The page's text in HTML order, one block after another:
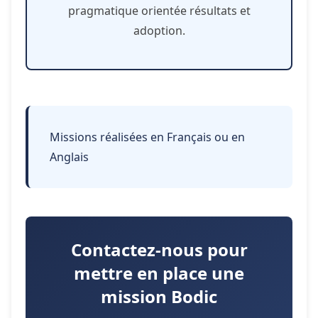
pragmatique orientée résultats et
adoption.
Missions réalisées en Français ou en
Anglais
Contactez-nous pour
mettre en place une
mission Bodic